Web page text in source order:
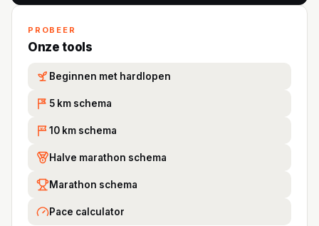
PROBEER
Onze tools
Beginnen met hardlopen
5K 5 km schema
10 10 km schema
Halve marathon schema
Marathon schema
Pace calculator